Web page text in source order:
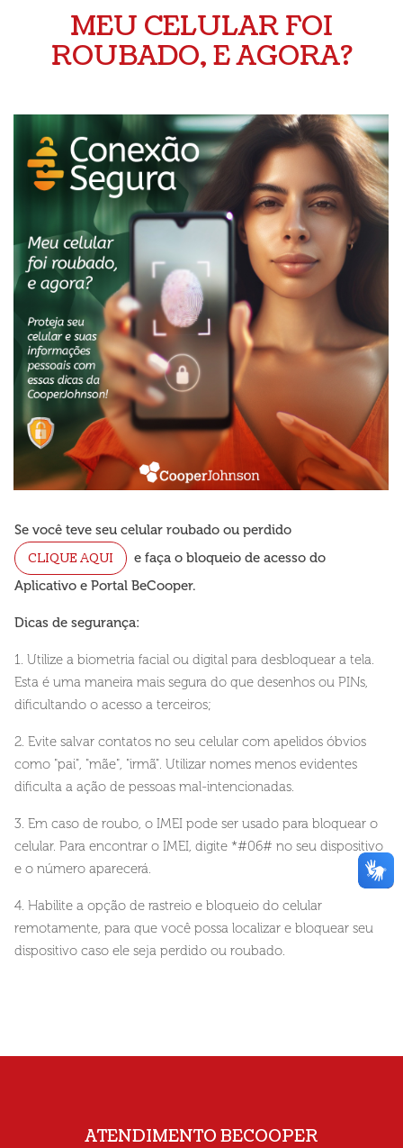
MEU CELULAR FOI
ROUBADO, E AGORA?
Se você teve seu celular roubado ou perdido
CLIQUE AQUI
e faça o bloqueio de acesso do
Aplicativo e Portal BeCooper.
Dicas de segurança:
1. Utilize a biometria facial ou digital para desbloquear a tela.
Esta é uma maneira mais segura do que desenhos ou PINs,
dificultando o acesso a terceiros;
2. Evite salvar contatos no seu celular com apelidos óbvios
como "pai", "mãe", "irmã". Utilizar nomes menos evidentes
dificulta a ação de pessoas mal-intencionadas.
3. Em caso de roubo, o IMEI pode ser usado para bloquear o
celular. Para encontrar o IMEI, digite *#06# no seu dispositivo
e o número aparecerá.
4. Habilite a opção de rastreio e bloqueio do celular
remotamente, para que você possa localizar e bloquear seu
dispositivo caso ele seja perdido ou roubado.
ATENDIMENTO BECOOPER